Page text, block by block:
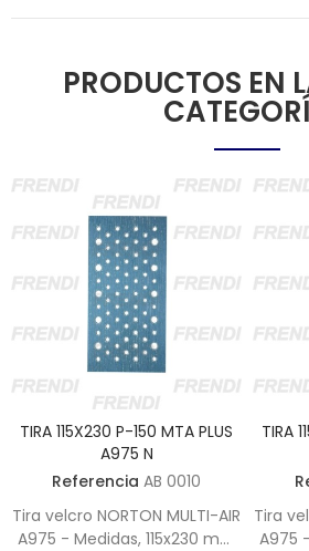
PRODUCTOS EN
TIRA 115X230 P-150 MTA PLUS
A975 N
Referencia AB 0010
Tira velcro NORTON MULTI-AIR
A975 - Medidas, 115x230 mm
TIRA
Tira
A975